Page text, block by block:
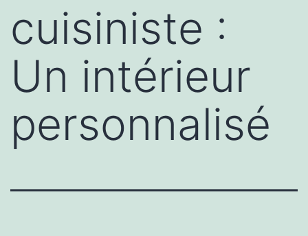
cuisiniste :
Un intérieur
personnalisé